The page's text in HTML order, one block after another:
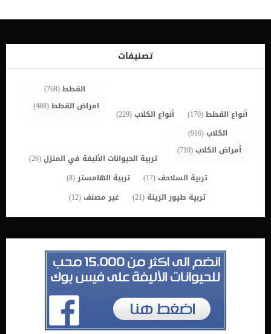
عليك القيام بها يجب أن تحدث وقت اكتشاف تبول القطط في مكان غير
بالتبول فعلا ؟ أم أنه مجرد رذاذ للبول منتشر في مكان ما (يسمى الرش).
تعريف الرش عند القطط هو قيام القطط بنشر رذاذ البول في أماكن
متفرقة في محيط المكان الذي […]
تصنيفات
أنواع القطط(170) أنواع الكلاب(229)
القطط(768)
امراض القطط(488)
الكلاب(916)
أمراض الكلاب(710)
تربية الحيوانات الأليفة في المنزل(26)
تربية السلاحف(17) تربية الهامستر(8)
تربية طيور الزينة (21) غير مصنف(12)